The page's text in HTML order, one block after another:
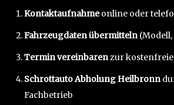
Kontaktaufnahmeonline oder
Fahrzeugdaten übermitteln(Modell,
Termin vereinbarenzur
Schrottauto Abholung Heilbronn
Fachbetrieb